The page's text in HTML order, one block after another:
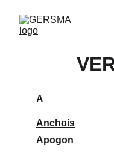
Anchois
A
Apogon